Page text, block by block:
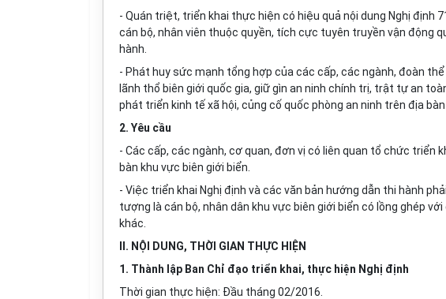
- Quán triệt, triển khai thực hiện có hiệu quả nội dung Nghị định
cán bộ, nhân viên thuộc quyền, tích cực tuyên truyền vận động
hành.
- Phát huy sức mạnh tổng hợp của các cấp, các ngành, đoàn
lãnh thổ biên giới quốc gia, giữ gìn an ninh chính trị, trật tựan
phát triển kinh tế xã hội, củng cố quốc phòng an ninh trên địa
2. Yêu cầu
- Các cấp, các ngành, cơ quan, đơn vị có liên quan tổ chức triển
bàn khu vực biên giới biển.
- Việc triển khai Nghị định và các văn bản hướng dẫn thi hành
tượng là cán bộ, nhân dân khu vực biên giới biển có lồng ghép
khác.
II. NỘI DUNG, THỜI GIAN TH ỰC HIỆN
1. Thành lập Ban Chỉ đạo triển khai, thực hiện Nghị định
Thời gian thực hiện: Đầu tháng 02/2016.